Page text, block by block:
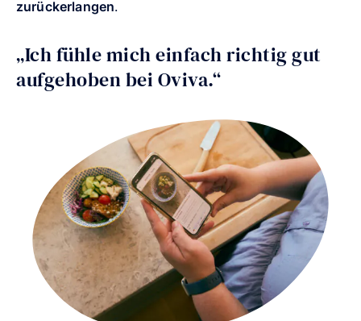
zurückerlangen.
„Ich fühle mich einfach richtig gut
aufgehoben bei Oviva.“